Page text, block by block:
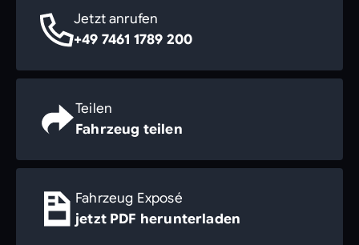
Jetzt anrufen
+49 7461 1789 200
Teilen
Fahrzeug teilen
Fahrzeug Exposé
jetzt PDF herunterladen